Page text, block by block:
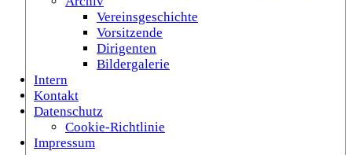
Vereinsgeschichte
Vorsitzende
Dirigenten
Bildergalerie
Intern
Kontakt
Datenschutz
Cookie-Richtlinie
Impressum